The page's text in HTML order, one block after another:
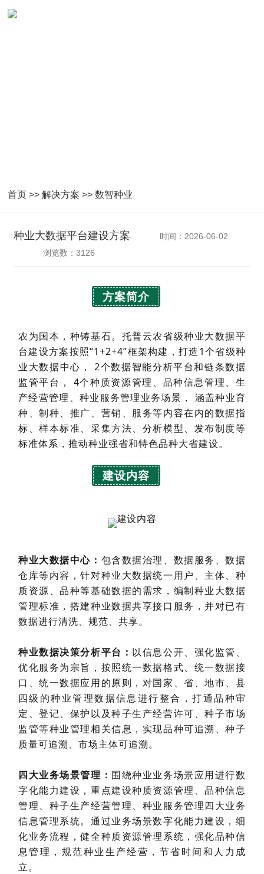
首页 >>解决方案 >>数智种业
种业大数据平台建设方案
时间：2026-06-02
浏览数：3126
方案简介
农为国本，种铸基石。托普云农省级种业大数据平
台建设方案按照“1+2+4”框架构建，打造1个省级种
业大数据中心， 2个数据智能分析平台和链条数据
监管平台， 4个种质资源管理、品种信息管理、生
产经营管理、种业服务管理业务场景， 涵盖种业育
种、制种、推广、营销、服务等内容在内的数据指
标、样本标准、采集方法、分析模型、发布制度等
标准体系，推动种业强省和特色品种大省建设。
建设内容
种业大数据中心： 包含数据治理、数据服务、数据
仓库等内容，针对种业大数据统一用户、主体、种
质资源、品种等基础数据的需求，编制种业大数据
管理标准，搭建种业数据共享接口服务，并对已有
数据进行清洗、规范、共享。
种业数据决策分析平台： 以信息公开、强化监管、
优化服务为宗旨，按照统一数据格式、统一数据接
口、统一数据应用的原则，对国家、省、地市、县
四级的种业管理数据信息进行整合，打通品种审
定、登记、保护以及种子生产经营许可、种子市场
监管等种业管理相关信息，实现品种可追溯、种子
质量可追溯、市场主体可追溯。
四大业务场景管理： 围绕种业业务场景应用进行数
字化能力建设，重点建设种质资源管理、品种信息
管理、种子生产经营管理、种业服务管理四大业务
信息管理系统。通过业务场景数字化能力建设，细
化业务流程，健全种质资源管理系统，强化品种信
息管理，规范种业生产经营，节省时间和人力成
立。